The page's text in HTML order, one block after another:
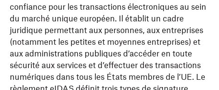
confiance pour les transactions électroniques au sein
du marché unique européen. Il établit un cadre
juridique permettant aux personnes, aux entreprises
(notamment les petites et moyennes entreprises) et
aux administrations publiques d’accéder en toute
sécurité aux services et d’effectuer des transactions
numériques dans tous les États membres de l’UE. Le